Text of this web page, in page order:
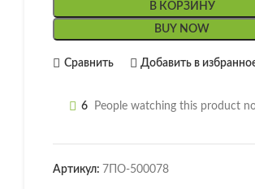
В КОРЗИНУ
BUY NOW
Сравнить Добавить в
6 People watching this product
Артикул: 7ПО-500078